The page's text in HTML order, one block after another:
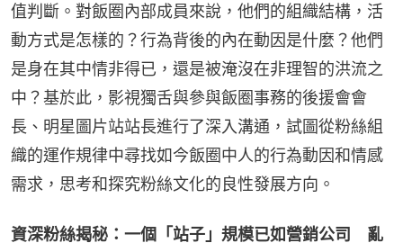
值判斷。對飯圈內部成員來說，他們的組織結構，活
動方式是怎樣的？行為背後的內在動因是什麼？他們
是身在其中情非得已，還是被淹沒在非理智的洪流之
中？基於此，影視獨舌與參與飯圈事務的後援會會
長、明星圖片站站長進行了深入溝通，試圖從粉絲組
織的運作規律中尋找如今飯圈中人的行為動因和情感
需求，思考和探究粉絲文化的良性發展方向。
資深粉絲揭秘：一個「站子」規模已如營銷公司　亂